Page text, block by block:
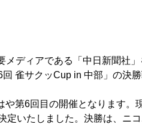
メディアである「中日新聞社」
雀サクッCup in 中部」の決
第6回目の開催となります。
定いたしました。決勝は、ニコ